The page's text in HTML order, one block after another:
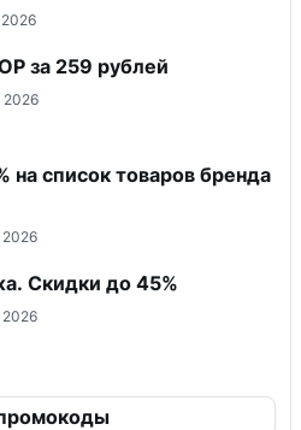
2026
за 259 рублей
2026
на список товаров бренда
2026
Скидки до 45%
2026